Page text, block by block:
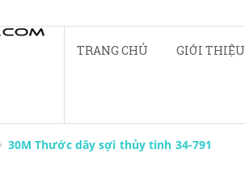
TRANG CHỦ GIỚI THIỆU
30M Thước dây sợi thủy tinh 34-791